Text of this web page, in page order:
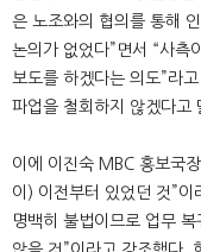
은 노조와의 협의를 통해
논의가 없었다”면서 “사측
보도를 하겠다는 의도”라
파업을 철회하지 않겠다고
이에 이진숙 MBC 홍보국
이) 이전부터 있었던 것”
명백히 불법이므로 업무